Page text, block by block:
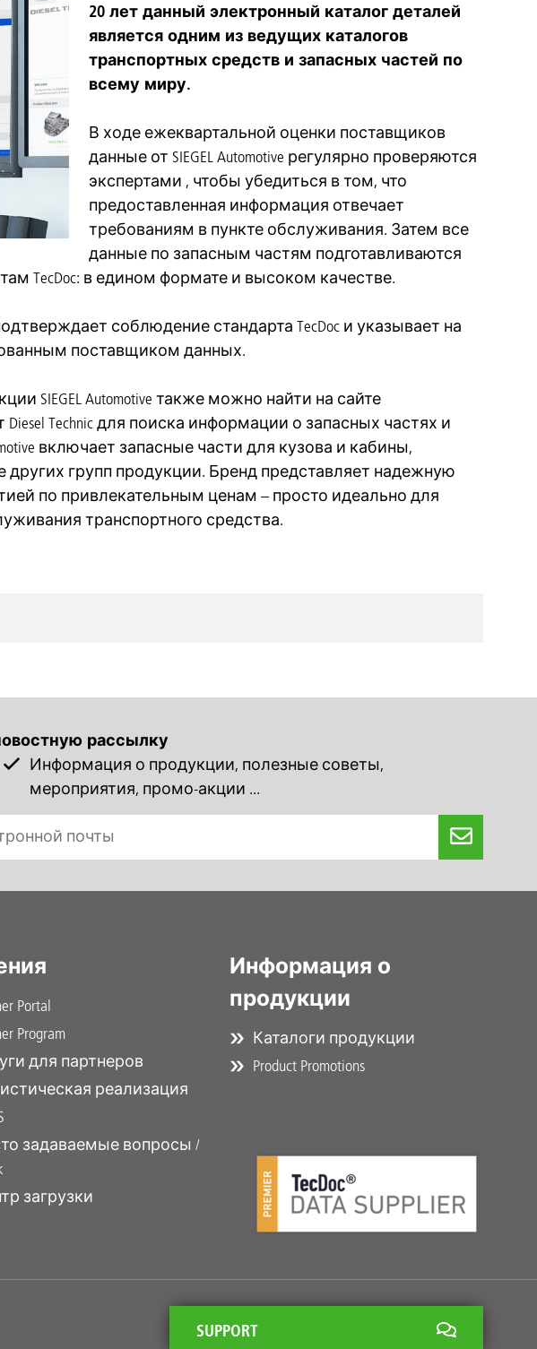
20 лет данный электронный каталог деталей
является одним из ведущих каталогов
транспортных средств и запасных частей по
всему миру.
В ходе ежеквартальной оценки поставщиков
данные от SIEGEL Automotive регулярно проверяются
экспертами , чтобы убедиться в том, что
предоставленная информация отвечает
требованиям в пункте обслуживания. Затем все
данные по запасным частям подготавливаются
TecDoc: в едином формате и высоком качестве.
подтверждает соблюдение стандарта TecDoc и указывает на
поставщиком данных.
SIEGEL Automotive также можно найти на сайте
Technic для поиска информации о запасных частях и
включает запасные части для кузова и кабины,
групп продукции. Бренд представляет надежную
по привлекательным ценам – просто идеально для
транспортного средства.
рассылку
Информация о продукции, полезные советы,
мероприятия, промо-акции ...
Portal
Program
для партнеров
реализация
задаваемые вопросы /
загрузки
Информация о
продукции
Каталоги продукции
Product Promotions
SUPPORT